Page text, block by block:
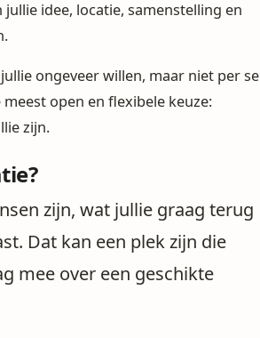
idee, locatie, samenstelling en
ongeveer willen, maar niet per se
open en flexibele keuze:
zijn.
zijn, wat jullie graag terug
Dat kan een plek zijn die
mee over een geschikte